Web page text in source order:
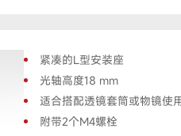
紧凑的L型安装座
光轴高度18 mm
适合搭配透镜套筒或物镜使
附带2个M4螺栓